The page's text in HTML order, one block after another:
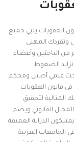
العقوبات يلبي جميع
وتفردك المهنى
من الباحثين وأعضاء
الضغوط
بحث علمي أصيل ومحكم
قانون العقوبات
المثالية لتحقيق
القانوني ويضم
الدراية العميقة
الجامعات العربية